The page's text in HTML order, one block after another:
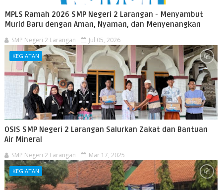
MPLS Ramah 2026 SMP Negeri 2 Larangan - Menyambut
Murid Baru dengan Aman, Nyaman, dan Menyenangkan
SMP Negeri 2 Larangan Jul 05, 2026
KEGIATAN
OSIS SMP Negeri 2 Larangan Salurkan Zakat dan Bantuan
Air Mineral
SMP Negeri 2 Larangan Mar 17, 2025
KEGIATAN